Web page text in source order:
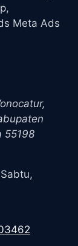
Meta Ads
55198